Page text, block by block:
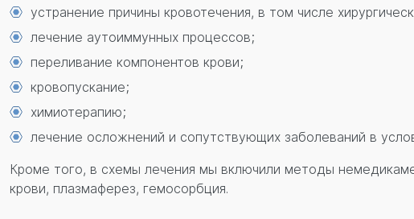
устранение причины кровотечения, в том числе
лечение аутоиммунных процессов;
переливание компонентов крови;
кровопускание;
химиотерапию;
лечение осложнений и сопутствующих заболеваний в
Кроме того, в схемы лечения мы включили методы
крови, плазмаферез, гемосорбция.